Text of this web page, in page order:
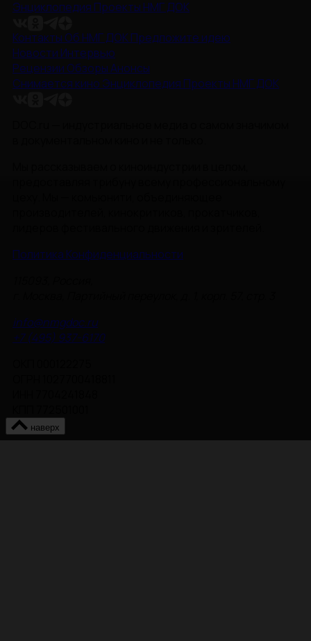
Энциклопедия Проекты НМГ ДОК
Контакты Об НМГ ДОКПредложите идею
Новости Интервью
Рецензии ОбзорыАнонсы
Снимается кино Энциклопедия Проекты НМГ ДОК
Политика Конфиденциальности
info@nmgdoc.ru
+7 (495) 937-6170
наверх